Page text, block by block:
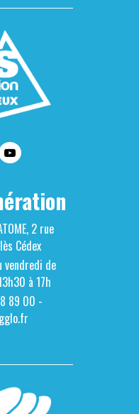
2 rue
Cédex
vendredi de
à 17h
89 00 -